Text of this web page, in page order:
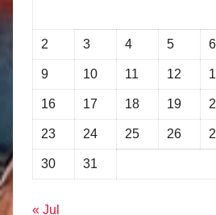
2 3 4 5 6
9 10 11 12
16 17 18 19
23 24 25 26
30 31
« Jul